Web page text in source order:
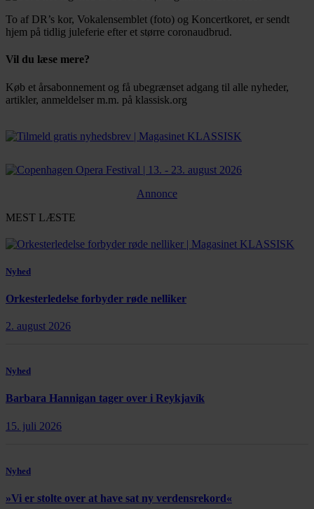
To af DR’s kor, Vokalensemblet (foto) og Koncertkoret, er sendt
hjem på tidlig juleferie efter et større coronaudbrud.
Vil du læse mere?
Køb et årsabonnement og få ubegrænset adgang til alle nyheder,
artikler, anmeldelser m.m. på klassisk.org
Annonce
MEST LÆSTE
Nyhed
Orkesterledelse forbyder røde nelliker
2. august 2026
Nyhed
Barbara Hannigan tager over i Reykjavík
15. juli 2026
Nyhed
»Vi er stolte over at have sat ny verdensrekord«